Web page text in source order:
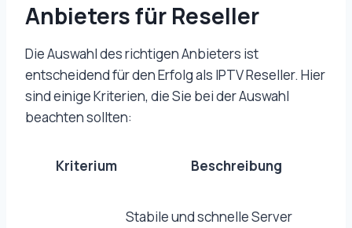
Anbietersfür Reseller
Die Auswahl des richtigen Anbieters ist
entscheidend für den Erfolg als IPTV Reseller. Hier
sind einige Kriterien, die Sie bei der Auswahl
beachten sollten:
Kriterium Beschreibung
Stabile und schnelle Server